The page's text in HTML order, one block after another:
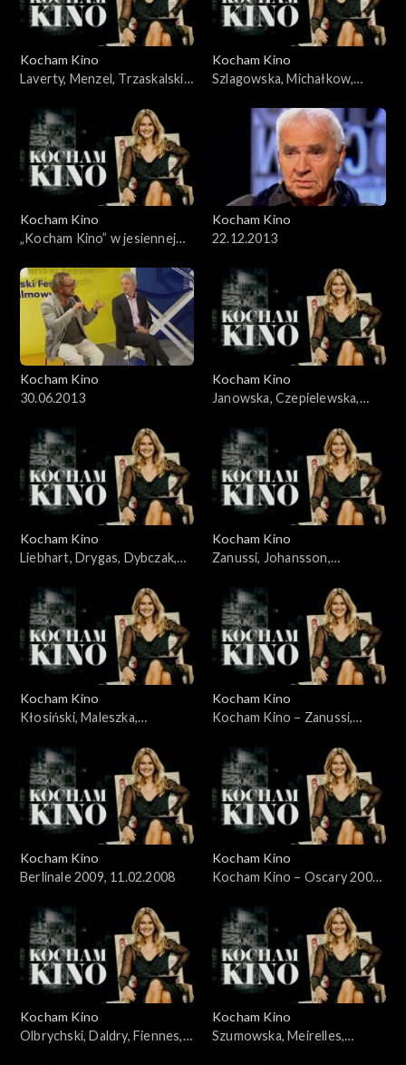
Kocham Kino
Laverty, Menzel, Trzaskalski,
Kocham Kino
Szlagowska, Michałkow,
Kocham Kino
„Kocham Kino” w jesiennej
Kocham Kino
22.12.2013
Kocham Kino
30.06.2013
Kocham Kino
Janowska, Czepielewska,
22.06.2008
Kocham Kino
Liebhart, Drygas, Dybczak,
Kocham Kino
Zanussi, Johansson,
10.06.2008
Kocham Kino
Kłosiński, Maleszka,
08.01.2008
Kocham Kino
Kocham Kino – Zanussi,
Kocham Kino
Berlinale 2009, 11.02.2008
Kocham Kino
Kocham Kino – Oscary 2009,
24.02.2008
Kocham Kino
Olbrychski, Daldry, Fiennes,
Kocham Kino
Szumowska, Meirelles,